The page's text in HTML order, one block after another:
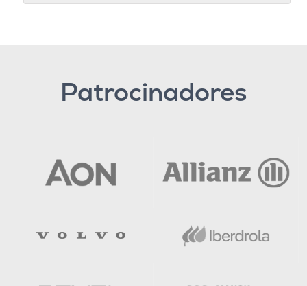
Patrocinadores